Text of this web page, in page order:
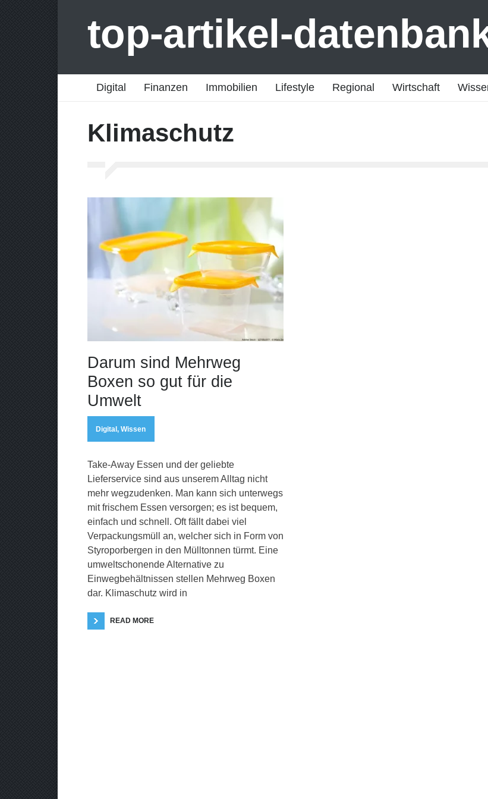
top-artikel-
Digital Finanzen Immobilien Lifestyle Regional Wirtschaft
Klimaschutz
Darum sind Mehrweg
Boxen so gut für die
Umwelt
Digital , Wissen
Take-Away Essen und der geliebte
Lieferservice sind aus unserem Alltag nicht
mehr wegzudenken. Man kann sich unterwegs
mit frischem Essen versorgen; es ist bequem,
einfach und schnell. Oft fällt dabei viel
Verpackungsmüll an, welcher sich in Form von
Styroporbergen in den Mülltonnen türmt. Eine
umweltschonende Alternative zu
Einwegbehältnissen stellen Mehrweg Boxen
dar. Klimaschutz wird in
READ MORE